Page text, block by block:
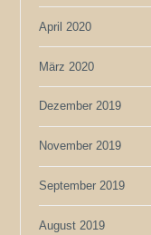
April 2020
März 2020
Dezember 2019
November 2019
September 2019
August 2019